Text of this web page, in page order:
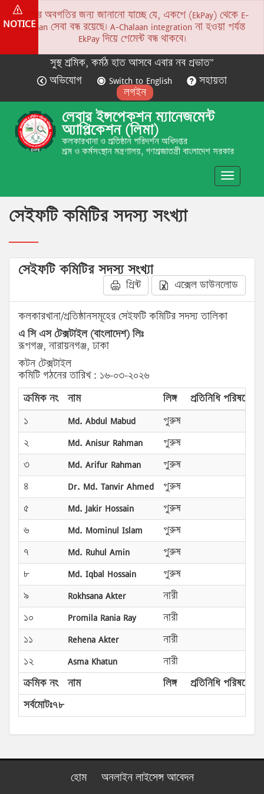
NOTICE
সকলের অবগতির জন্য জানানো যাচ্ছে যে, একপে (EkPay) থেকে E-
Chalaan সেবা বন্ধ রয়েছে। A-Chalaan integration না হওয়া পর্যন্ত
EkPay দিয়ে পেমেন্ট বন্ধ থাকবে।
সুস্থ শ্রমিক, কর্মঠ হাত আসবে এবার নব প্রভাত”
অভিযোগ
Switch to English
সহায়তা
লগইন
লেবার ইন্সপেকশন ম্যানেজমেন্ট
অ্যাপ্লিকেশন (লিমা)
কলকারখানা ও প্রতিষ্ঠান পরিদর্শন অধিদপ্তর
শ্রম ও কর্মসংস্থান মন্ত্রণালয়, গণপ্রজাতন্ত্রী বাংলাদেশ সরকার
Toggle
সেইফটি কমিটির সদস্য সংখ্যা
সেইফটি কমিটির সদস্য সংখ্যা
প্রিন্ট এক্সেল ডাউনলোড
কলকারখানা/প্রতিষ্ঠানসমূহের সেইফটি কমিটির সদস্য তালিকা
এ সি এস টেক্সটাইল (বাংলাদেশ) লিঃ
রূপগঞ্জ, নারায়নগঞ্জ, ঢাকা
কটন টেক্সটাইল
কমিটি গঠনের তারিখ : ১৬-০৩-২০২৬
ক্রমিক নং
নাম লিঙ্গ
প্রতিনিধি পরিষদের
১
Md. Abdul Mabud
পুরুষ
২
Md. Anisur Rahman
পুরুষ
৩
Md. Arifur Rahman
পুরুষ
৪
Dr. Md. Tanvir Ahmed
পুরুষ
৫
Md. Jakir Hossain
পুরুষ
৬
Md. Mominul Islam
পুরুষ
৭
Md. Ruhul Amin
পুরুষ
৮
Md. Iqbal Hossain
পুরুষ
৯
Rokhsana Akter
নারী
১০
Promila Rania Ray
নারী
১১
Rehena Akter
নারী
১২
Asma Khatun
নারী
ক্রমিক নং
নাম লিঙ্গ
প্রতিনিধি পরিষদের
সর্বমোটঃ৭৮
হোম অনলাইন লাইসেন্স আবেদন